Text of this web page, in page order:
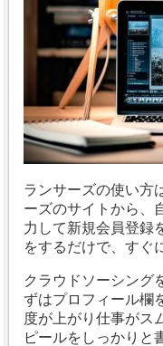
ランサーズの使い方
ーズのサイトから、
力して新規会員登録
をするだけで、すぐ
クラウドソーシング
ずはプロフィール欄
度が上がり仕事がス
ピールをしっかりと